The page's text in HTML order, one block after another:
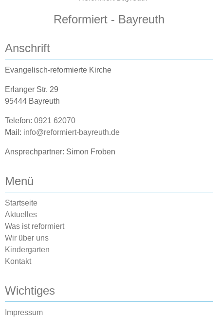
Reformiert - Bayreuth
Anschrift
Evangelisch-reformierte Kirche
Erlanger Str. 29
95444 Bayreuth
Telefon: 0921 62070
Mail: info@reformiert-bayreuth.de
Ansprechpartner: Simon Froben
Menü
Startseite
Aktuelles
Was ist reformiert
Wir über uns
Kindergarten
Kontakt
Wichtiges
Impressum